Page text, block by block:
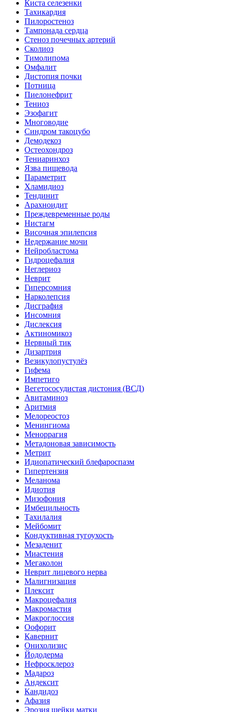
Киста селезенки
Тахикардия
Пилоростеноз
Тампонада сердца
Стеноз почечных артерий
Сколиоз
Тимолипома
Омфалит
Дистопия почки
Потница
Пиелонефрит
Тениоз
Эзофагит
Многоводие
Синдром такоцубо
Демодекоз
Остеохондроз
Тениаринхоз
Язва пищевода
Параметрит
Хламидиоз
Тендинит
Арахноидит
Преждевременные роды
Нистагм
Височная эпилепсия
Недержание мочи
Нейробластома
Гидроцефалия
Неглериоз
Неврит
Гиперсомния
Нарколепсия
Дисграфия
Инсомния
Дислексия
Актиномикоз
Нервный тик
Дизартрия
Везикулопустулёз
Гифема
Импетиго
Вегетососудистая дистония (ВСД)
Авитаминоз
Аритмия
Мелореостоз
Менингиома
Меноррагия
Метадоновая зависимость
Метрит
Идиопатический блефароспазм
Гипертензия
Меланома
Идиотия
Мизофония
Имбецильность
Тахилалия
Мейбомит
Кондуктивная тугоухость
Мезаденит
Миастения
Мегаколон
Неврит лицевого нерва
Малигнизация
Плексит
Макроцефалия
Макромастия
Макроглоссия
Оофорит
Кавернит
Онихолизис
Йододерма
Нефросклероз
Мадароз
Андексит
Кандидоз
Афазия
Эрозия шейки матки